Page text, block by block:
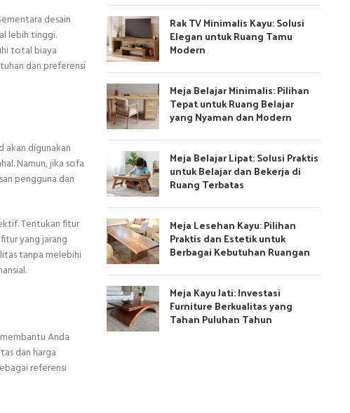
desain
lebih tinggi.
total biaya
dan preferensi
akan digunakan
Namun, jika sofa
pengguna dan
Tentukan fitur
yang jarang
tanpa melebihi
Anda
dan harga
referensi
Rak TV Minimalis Kayu: Solusi
Elegan untuk Ruang Tamu
Modern
Meja Belajar Minimalis: Pilihan
Tepat untuk Ruang Belajar
yang Nyaman dan Modern
Meja Belajar Lipat: Solusi Praktis
untuk Belajar dan Bekerja di
Ruang Terbatas
Meja Lesehan Kayu: Pilihan
Praktis dan Estetik untuk
Berbagai Kebutuhan Ruangan
Meja Kayu Jati: Investasi
Furniture Berkualitas yang
Tahan Puluhan Tahun